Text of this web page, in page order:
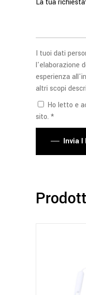
I tuoi dati
l'elaborazione
esperienza
altri scopi
Ho letto e
sito. *
Invia I